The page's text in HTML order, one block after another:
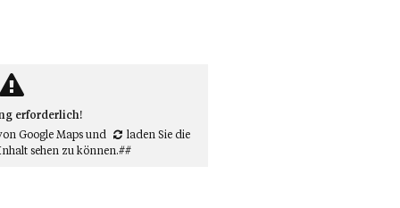
erforderlich!
Google Mapsund
laden Sie die
sehen zu können.##